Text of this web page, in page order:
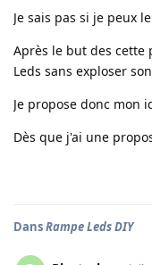
Je sais pas si je peux
Après le but des cette
Leds sans exploser
Je propose donc mon
Dès que j'ai une
DansRampe Leds DIY